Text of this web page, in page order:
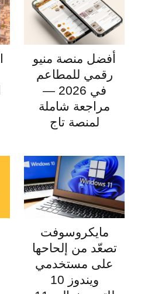
أفضل منصة منيو
رقمي للمطاعم
في 2026 —
مراجعة شاملة
لمنصة تاج
مايكروسوفت
تصعّد من إلحاحها
على مستخدمي
ويندوز 10